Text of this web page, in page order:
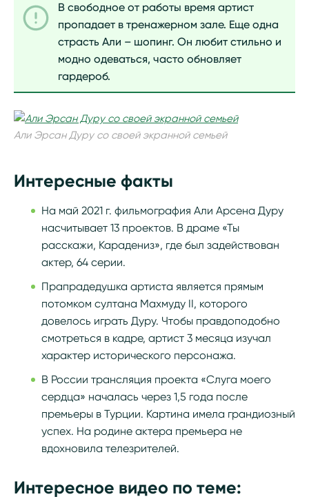
В свободное от работы время артист
пропадает в тренажерном зале. Еще одна
страсть Али – шопинг. Он любит стильно и
модно одеваться, часто обновляет
гардероб.
Али Эрсан Дуру со своей экранной семьей
Интересные факты
На май 2021 г. фильмография Али Арсена Дуру
насчитывает 13 проектов. В драме «Ты
расскажи, Карадениз», где был задействован
актер, 64 серии.
Прапрадедушка артиста является прямым
потомком султана Махмуду II, которого
довелось играть Дуру. Чтобы правдоподобно
смотреться в кадре, артист 3 месяца изучал
характер исторического персонажа.
В России трансляция проекта «Слуга моего
сердца» началась через 1,5 года после
премьеры в Турции. Картина имела грандиозный
успех. На родине актера премьера не
вдохновила телезрителей.
Интересное видео по теме: